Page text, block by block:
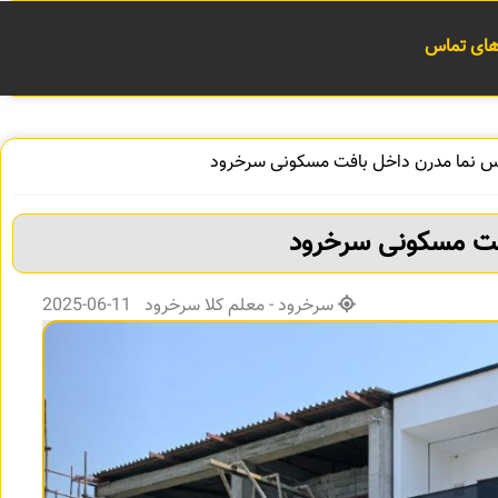
های تماس
نما مدرن داخل بافت مسکونی سرخرود
مسکونی سرخرود
سرخرود - معلم کلا سرخرود 11-06-2025